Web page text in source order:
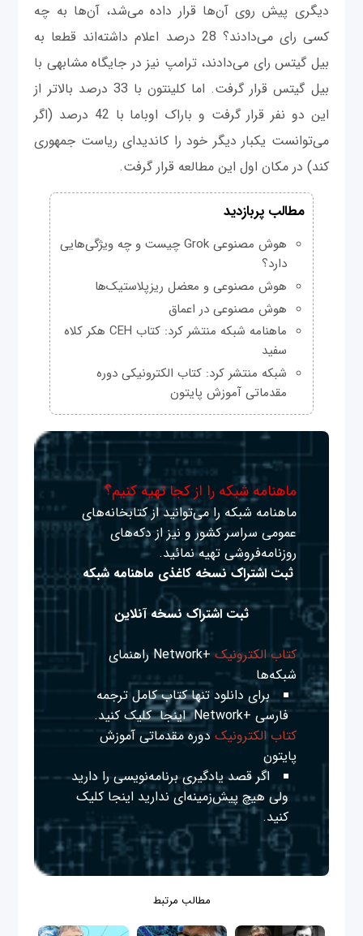
دیگری پیش روی آن‌ها قرار داده می‌شد، آن‌ها به چه
کسی رای می‌دادند؟ 28 درصد اعلام داشته‌اند قطعا به
بیل گیتس رای می‌دادند، ترامپ نیز در جایگاه مشابهی با
بیل گیتس قرار گرفت. اما کلینتون با 33 درصد بالاتر از
این دو نفر قرار گرفت و باراک اوباما با 42 درصد (اگر
می‌توانست یکبار دیگر خود را کاندیدای ریاست جمهوری
کند) در مکان اول این مطالعه قرار گرفت.
مطالب پربازدید
هوش مصنوعی Grok چیست و چه ویژگی‌هایی
دارد؟
هوش مصنوعی و معضل ریزپلاستیک‌ها
هوش مصنوعی در اعماق
ماهنامه شبکه منتشر کرد: کتاب CEH هکر کلاه
سفید
شبکه منتشر کرد: کتاب الکترونیکی دوره
مقدماتی آموزش پایتون
ماهنامه شبکه را از کجا تهیه کنیم؟
ماهنامه شبکه را می‌توانید از کتابخانه‌های
عمومی سراسر کشور و نیز از دکه‌های
روزنامه‌فروشی تهیه نمائید.
ثبت اشتراک نسخه کاغذی ماهنامه شبکه
ثبت اشتراک نسخه آنلاین
کتاب الکترونیک
+Network راهنمای
شبکه‌ها
برای دانلود تنها کتاب کامل ترجمه
فارسی +Network
اینجا کلیک کنید.
کتاب الکترونیک دوره مقدماتی آموزش
پایتون
اگر قصد یادگیری برنامه‌نویسی را دارید
ولی هیچ پیش‌زمینه‌ای نداریداینجا کلیک
کنید.
مطالب مرتبط